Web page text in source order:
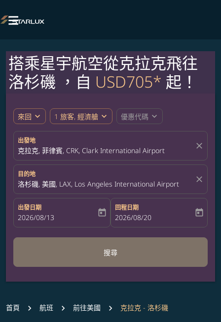

搭乘星宇航空從克拉克飛往
洛杉磯 ，自 USD705* 起！
來回 expand_more 1 旅客, 經濟艙 expand_more 優惠代碼 expand_more
出發地
克拉克, 菲律賓, CRK, Clark International Airport close
目的地
洛杉磯, 美國, LAX, Los Angeles International Airport close
出發日期
fc-booking-departure-date-aria-label
2026/08/13 today
回程日期
fc-booking-return-date-aria-label
2026/08/20 today
搜尋
首頁 航班 前往美國 克拉克 - 洛杉磯